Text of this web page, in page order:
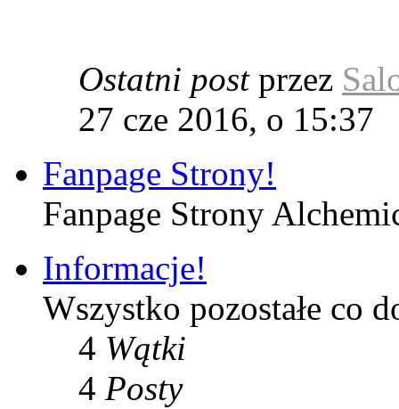
Ostatni postprzez
27 cze 2016, o 15:37
Fanpage Strony!
Fanpage Strony
Informacje!
Wszystko pozostałe co
4 Wątki
4 Posty